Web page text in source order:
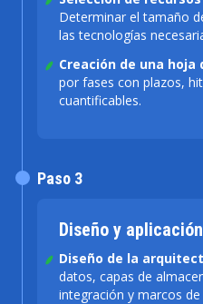
Determinar el tamaño
las tecnologías
Creación de una hoja
por fases con plazos,
cuantificables.
Diseño y aplicación
Diseño de la
datos, capas de
integración y marcos
Paso 3